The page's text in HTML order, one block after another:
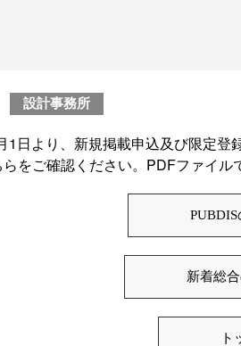
設計事務所
1日より、新規掲載申込及び限定登
をご確認ください。PDFファイル
新着総
ト